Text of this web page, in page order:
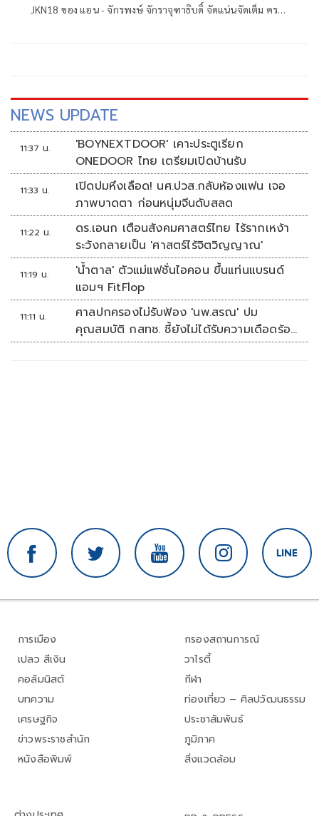
JKN18 ของ แอน - จักรพงษ์ จักราจุฑาธิบดิ์ จัดแน่นจัดเต็ม ครบ
NEWS UPDATE
11:37 น.
'BOYNEXTDOOR' เคาะประตูเรียก
ONEDOOR ไทย เตรียมเปิดบ้านรับ
11:33 น.
เปิดปมหึงเลือด! นศ.ปวส.กลับห้องแฟน เจอ
ภาพบาดตา ก่อนหนุ่มจีนดับสลด
11:22 น.
ดร.เอนก เตือนสังคมศาสตร์ไทย ไร้รากเหง้า
ระวังกลายเป็น 'ศาสตร์ไร้จิตวิญญาณ'
11:19 น.
'น้ำตาล' ตัวแม่แฟชั่นไอคอน ขึ้นแท่นแบรนด์
แอมฯ FitFlop
11:11 น.
ศาลปกครองไม่รับฟ้อง 'นพ.สรณ' ปม
คุณสมบัติ กสทช. ชี้ยังไม่ได้รับความเดือดร้อน
เสียหาย
การเมือง
เปลว สีเงิน
คอลัมนิสต์
บทความ
เศรษฐกิจ
ข่าวพระราชสำนัก
หนังสือพิมพ์
กรองสถานการณ์
วาไรตี้
กีฬา
ท่องเที่ยว – ศิลปวัฒนธรรม
ประชาสัมพันธ์
ภูมิภาค
สิ่งแวดล้อม